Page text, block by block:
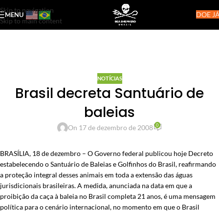
Skip to navigation
Skip to main content
MENU DOE
NOTÍCIAS
Brasil decreta Santuário de
baleias
On 17 de dezembro de 2008 0
BRASÍLIA, 18 de dezembro – O Governo federal publicou hoje Decreto
estabelecendo o Santuário de Baleias e Golfinhos do Brasil, reafirmando
a proteção integral desses animais em toda a extensão das águas
jurisdicionais brasileiras. A medida, anunciada na data em que a
proibição da caça à baleia no Brasil completa 21 anos, é uma mensagem
política para o cenário internacional, no momento em que o Brasil